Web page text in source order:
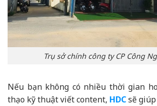
Trụ sở chính công ty CP Công
Nếu bạn không có nhiều thời gian
thạo kỹ thuật viết content, HDCsẽ